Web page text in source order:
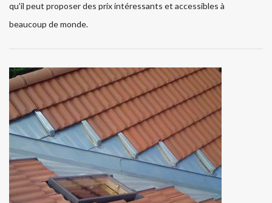
qu'il peut proposer des prix intéressants et accessibles à
beaucoup de monde.